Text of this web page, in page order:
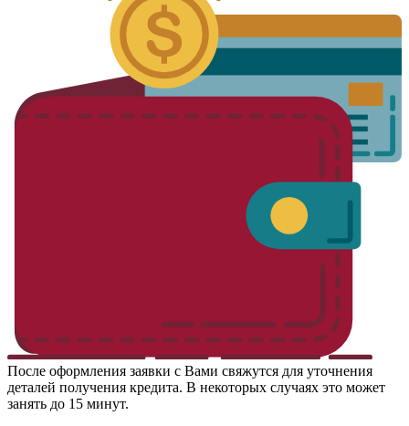
После оформления заявки с Вами свяжутся для уточнения
деталей получения кредита. В некоторых случаях это может
занять до 15 минут.